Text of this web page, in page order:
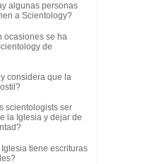
algunas personas
a Scientology?
ocasiones se ha
de
considera que la
scientologists ser
la Iglesia y dejar de
tiene escrituras